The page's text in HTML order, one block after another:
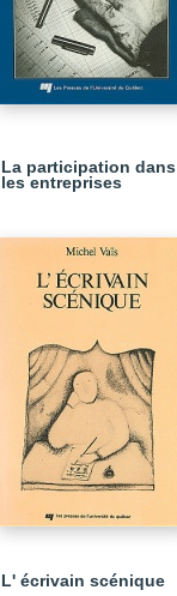
La participation dans
les entreprises
L' écrivain scénique